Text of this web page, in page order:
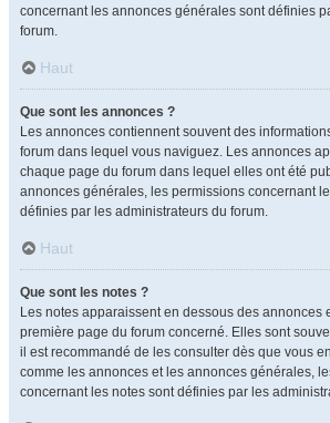
concernant les annonces générales sont définies
forum.
Haut
Que sont les annonces ?
Les annonces contiennent souvent des
forum dans lequel vous naviguez. Les annonces
chaque page du forum dans lequel elles ont été
annonces générales, les permissions concernant
définies par les administrateurs du forum.
Haut
Que sont les notes ?
Les notes apparaissent en dessous des annonces
première page du forum concerné. Elles sont
il est recommandé de les consulter dès que vous
comme les annonces et les annonces générales,
concernant les notes sont définies par les